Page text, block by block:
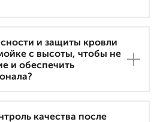
и защиты кровли
с высоты, чтобы не
и обеспечить
качества после